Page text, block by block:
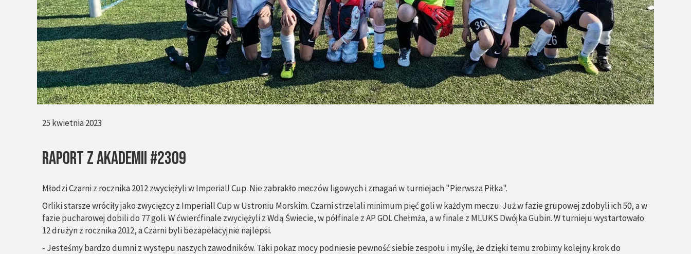
Młodzi Czarni z rocznika 2012 zwyciężyli w Imperiall Cup. Nie zabrakło meczów ligowych i zmagań w turniejach "Pierwsza Piłka".
Orliki starsze wróciły jako zwycięzcy z Imperiall Cup w Ustroniu Morskim. Czarni strzelali minimum pięć goli w każdym meczu. Już w fazie grupowej zdobyli ich 50, a w
fazie pucharowej dobili do 77 goli. W ćwierćfinale zwyciężyli z Wdą Świecie, w półfinale z AP GOL Chełmża, a w finale z MLUKS Dwójka Gubin. W turnieju wystartowało
12 drużyn z rocznika 2012, a Czarni byli bezapelacyjnie najlepsi.
- Jesteśmy bardzo dumni z występu naszych zawodników. Taki pokaz mocy podniesie pewność siebie zespołu i myślę, że dzięki temu zrobimy kolejny krok do
RAPORT Z AKADEMII #2309
25 kwietnia 2023
VIDEO
OFERTA LATO 2020
ARCHIWUM OBOZÓW
WYNIKI